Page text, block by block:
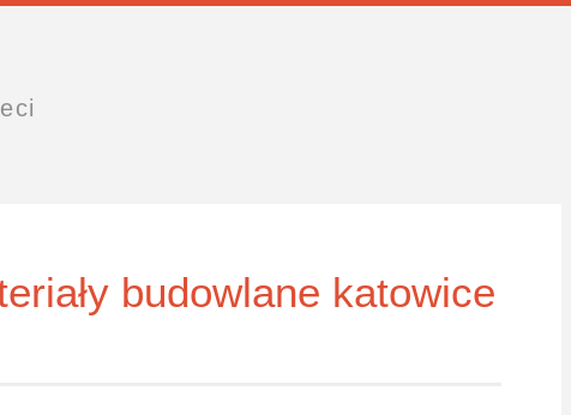
budowlane katowice